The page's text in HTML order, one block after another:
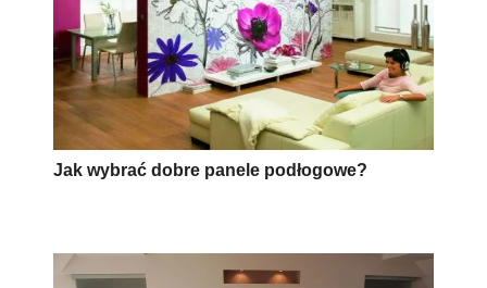
Jak wybrać dobre panele podłogowe?